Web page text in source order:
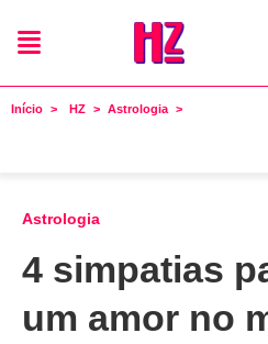
Início HZ Astrologia
Astrologia
4 simpatias
um amor no